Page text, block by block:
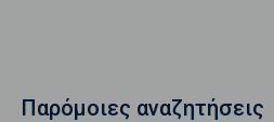
Παρόμοιες αναζητήσεις